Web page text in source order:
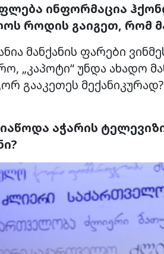
ინფორმაცია
როდის გაიგეთ, რომ
მანქანის ფარები
„კაპოტი“ უნდა ახადო
გააკეთეს
აჭარის